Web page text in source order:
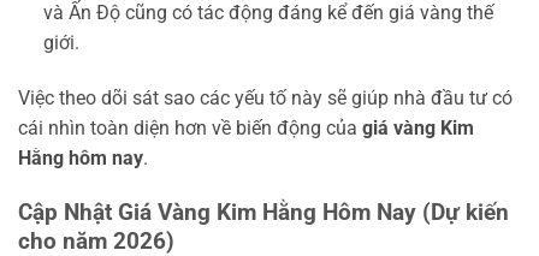
và Ấn Độ cũng có tác động đáng kể đến giá vàng thế
giới.
Việc theo dõi sát sao các yếu tố này sẽ giúp nhà đầu tư có
cái nhìn toàn diện hơn về biến động của giá vàng Kim
Hằng hôm nay.
Cập Nhật Giá Vàng Kim Hằng Hôm Nay (Dự kiến
cho năm 2026)